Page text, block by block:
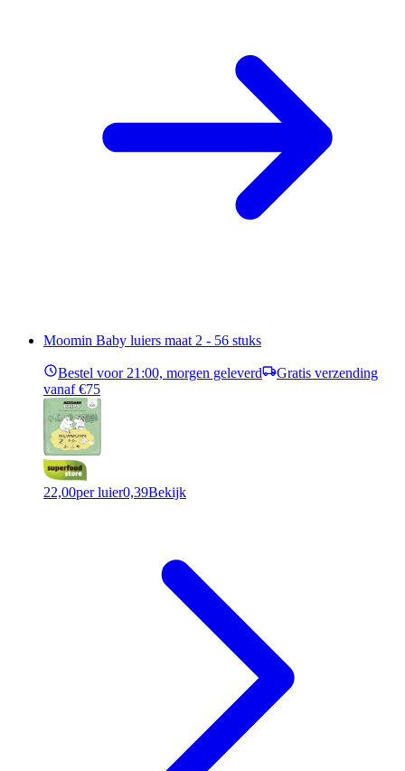
Moomin Baby luiers maat 2 - 56 stuks
Bestel voor 21:00, morgen geleverd
Gratis verzending
vanaf €75
22,00per luier0,39Bekijk